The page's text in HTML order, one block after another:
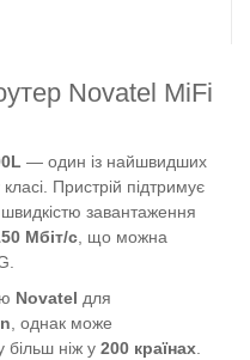
Novatel MiFi
— один із найшвидших
Пристрій підтримує
швидкістю завантаження
Мбіт/с, що можна
Novatel для
, однак може
більш ніж у 200 країнах